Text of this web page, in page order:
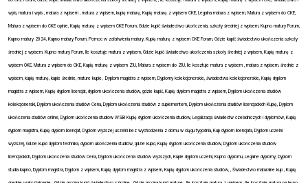
wpis, matura i wpis , matura z wpisem , matura z wpisem, kupię maturę, Kupię maturę z wpisem CKE, Legalna matura z wpisem, Matura z wpisem do CKE,
Matura z wpisem do CKE opinie, Kupię maturę z wpisem CKE Forum, Gdzie kupić świadectwo ukończenia, szkoły średniej z wpisem, Kupno matury Forum,
Kupno matury 2024, Kupno matury Forum, Pomoc w załatwieniu matury, Kupię maturę z wpisem CKE Forum, Gdzie kupić świadectwo ukończenia szkoły
średniej z wpisem, Kupno matury Forum, Ile kosztuje matura z wpisem, Gdzie kupić świadectwo ukończenia szkoły średniej z wpisem, Kupię maturę z
wpisem OKE, Matura z wpisem do OKE, Kupię maturę z wpisem ZIU, Matura z wpisem do ZIU, Ile kosztuje matura z wpisem , matura z wpisem, średnie z
wpisem, kupię maturę, kupie średnie, mature kupie, Dyplom magistra z wpisem, Dyplomy kolekcjonerskie, świadectwa kolekcjonerskie, Kupię dyplom
magistra z wpisem, Kupię dyplom licencjat, dyplom ukończenia studiów, gdzie kupić, Kupię dyplom magistra z wpisem, Dyplom ukończenia studiów
kolekcjonerski, Dyplom ukończenia studiów Cena, Dyplom ukończenia studiów z suplementem, Dyplom ukończenia studiów licencjackich Kupię, Dyplom
ukończenia studiów online, Dyplom ukończenia studiów WSB Kupię dyplom ukończenia studiów, Legalizacja świadectw czeladniczych i dyplomów, Kupię
dyplom magistra, Kupię dyplom licencjat, Dyplom wyższej uczelni bez wychodzenia z domu w ciągu tygodnia, Kup dyplom licencjata, Dyplom uczelni
wyższej, Gdzie kupić dyplom technika, dyplom ukończenia studiów, gdzie kupić, Kupię dyplom ukończenia studiów, Dyplom ukończenia studiów
licencjackich, Dyplom ukończenia studiów Cena, Dyplom ukończenia studiów wyższych, Kupie dyplom uczelni, Kupno dyplomu, Legalne dyplomy, Dyplom
studia kupno, Dyplom magistra, Dyplom z wpisem, Kupię dyplom magistra z wpisem, Kupię dyplom ukończenia studiów, , Świadectwo maturalne kup , Kupię